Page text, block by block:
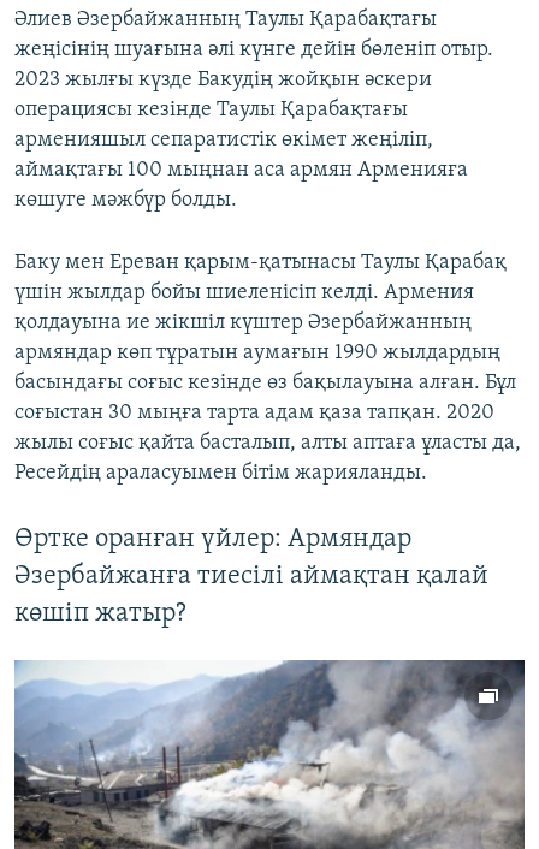
Әлиев Әзербайжанның Таулы Қарабақтағы
жеңісінің шуағына әлі күнге дейін бөленіп отыр.
2023 жылғы күзде Бакудің жойқын әскери
операциясы кезінде Таулы Қарабақтағы
арменияшыл сепаратистік өкімет жеңіліп,
аймақтағы 100 мыңнан аса армян Арменияға
көшуге мәжбүр болды.
Баку мен Ереван қарым-қатынасы Таулы Қарабақ
үшін жылдар бойы шиеленісіп келді. Армения
қолдауына ие жікшіл күштер Әзербайжанның
армяндар көп тұратын аумағын 1990 жылдардың
басындағы соғыс кезінде өз бақылауына алған. Бұл
соғыстан 30 мыңға тарта адам қаза тапқан. 2020
жылы соғыс қайта басталып, алты аптаға ұласты да,
Ресейдің араласуымен бітім жарияланды.
Өртке оранған үйлер: Армяндар
Әзербайжанға тиесілі аймақтан қалай
көшіп жатыр?